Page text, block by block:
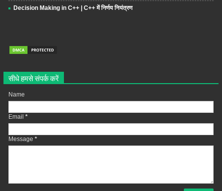
Decision Making in C++ | C++ में निर्णय नियंत्रण
सीधे हमसे संपर्क करें
Name
Email *
Message *